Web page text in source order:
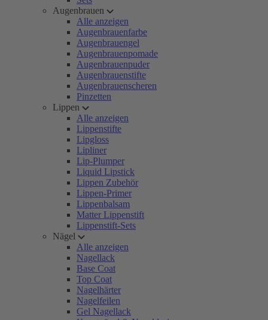
Augenbrauen
Alle anzeigen
Augenbrauenfarbe
Augenbrauengel
Augenbrauenpomade
Augenbrauenpuder
Augenbrauenstifte
Augenbrauenscheren
Pinzetten
Lippen
Alle anzeigen
Lippenstifte
Lipgloss
Lipliner
Lip-Plumper
Liquid Lipstick
Lippen Zubehör
Lippen-Primer
Lippenbalsam
Matter Lippenstift
Lippenstift-Sets
Nägel
Alle anzeigen
Nagellack
Base Coat
Top Coat
Nagelhärter
Nagelfeilen
Gel Nagellack